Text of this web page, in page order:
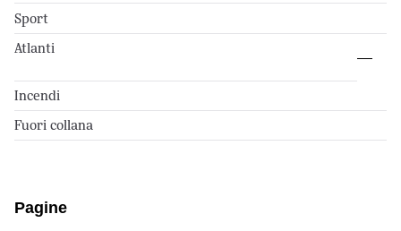
Sport
Atlanti
Incendi
Fuori collana
Pagine